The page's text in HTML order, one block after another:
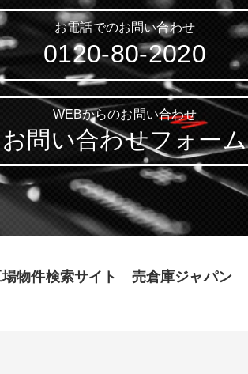
お電話でのお問い合わせ
0120-80-2020
WEBからのお問い合わせ
お問い合わせフォーム
場物件検索サイト 売倉庫ジャパン